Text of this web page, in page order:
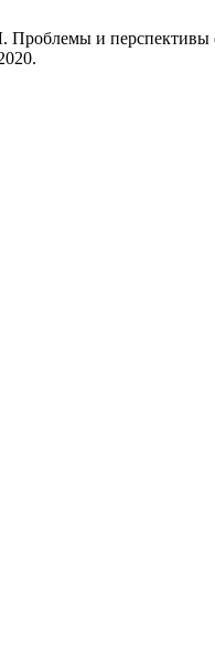
и перспективы